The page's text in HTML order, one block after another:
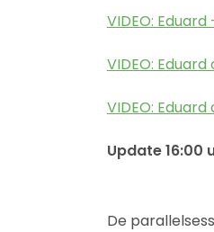
VIDEO:
VIDEO:
VIDEO:
Update 16:00
De